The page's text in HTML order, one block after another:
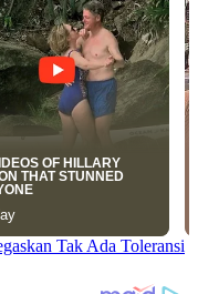
Tak Ada Toleransi